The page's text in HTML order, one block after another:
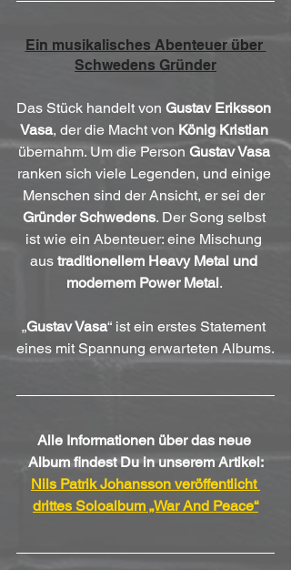
Ein musikalisches Abenteuer über
Schwedens Gründer
Das Stück handelt von Gustav Eriksson
Vasa, der die Macht von König Kristian
übernahm. Um die Person Gustav Vasa
ranken sich viele Legenden, und einige
Menschen sind der Ansicht, er sei der
Gründer Schwedens. Der Song selbst
ist wie ein Abenteuer: eine Mischung
aus traditionellem Heavy Metal und
modernem Power Metal.
„Gustav Vasa“ ist ein erstes Statement
eines mit Spannung erwarteten Albums.
Alle Informationen über das neue
Album findest Du in unserem Artikel:
Nils Patrik Johansson veröffentlicht
drittes Soloalbum „War And Peace“